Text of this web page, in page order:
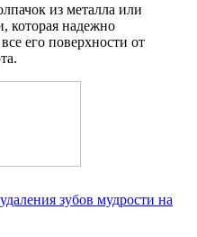
из металла или
которая надежно
его поверхности от
зубов мудрости на